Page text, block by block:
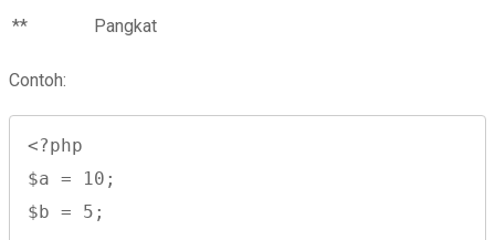
**
Pangkat
Contoh:
<?php
$a = 10;
$b = 5;